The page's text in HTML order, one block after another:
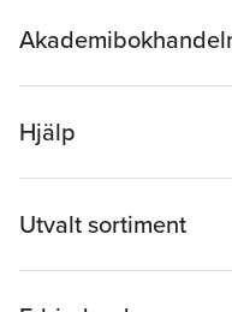
Hjälp
Utvalt sortiment